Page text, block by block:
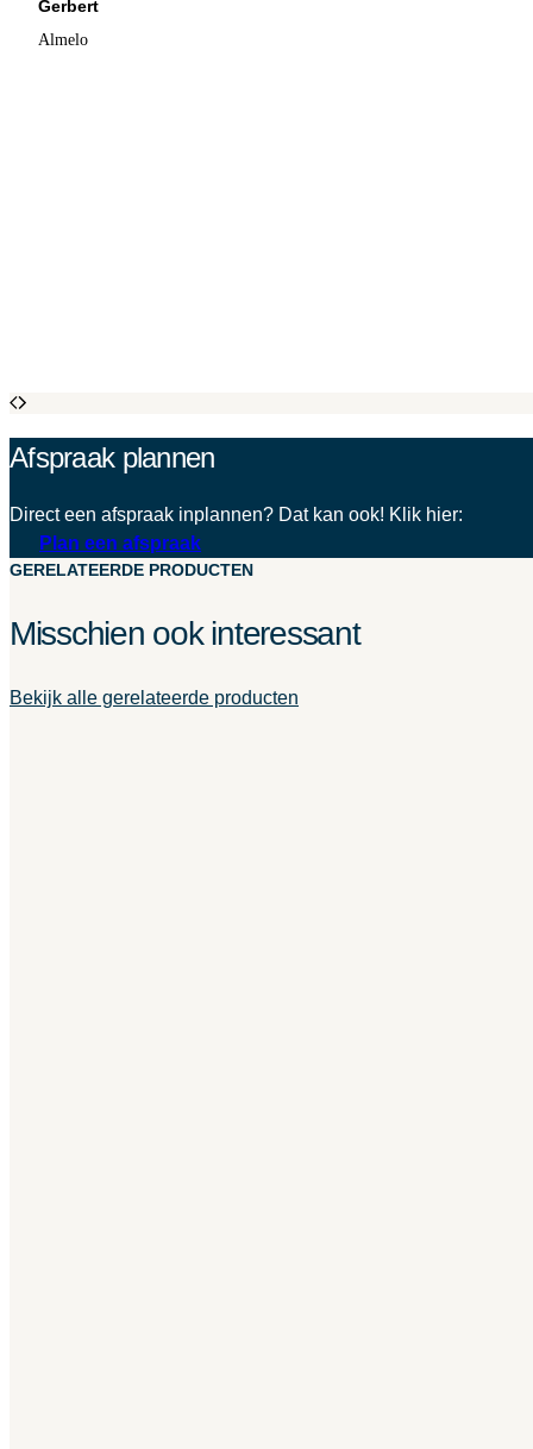
Gerbert
Almelo
Afspraak plannen
Direct een afspraak inplannen? Dat kan ook! Klik hier:
Plan een afspraak
GERELATEERDE PRODUCTEN
Misschien ook interessant
Bekijk alle gerelateerde producten